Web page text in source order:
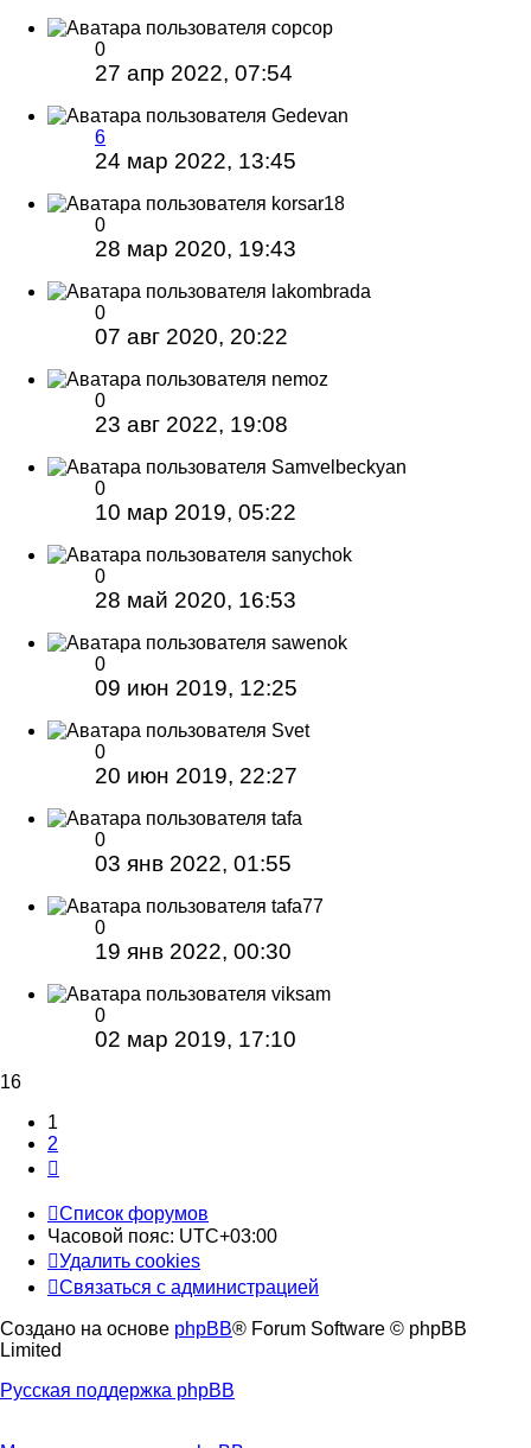
copcop
0
27 апр 2022, 07:54
Gedevan
6
24 мар 2022, 13:45
korsar18
0
28 мар 2020, 19:43
lakombrada
0
07 авг 2020, 20:22
nemoz
0
23 авг 2022, 19:08
Samvelbeckyan
0
10 мар 2019, 05:22
sanychok
0
28 май 2020, 16:53
sawenok
0
09 июн 2019, 12:25
Svet
0
20 июн 2019, 22:27
tafa
0
03 янв 2022, 01:55
tafa77
0
19 янв 2022, 00:30
viksam
0
02 мар 2019, 17:10
16
1
2
Список форумов
Часовой пояс: UTC+03:00
Удалить cookies
Связаться с администрацией
Создано на основе phpBB® Forum Software © phpBB
Limited
Русская поддержка phpBB